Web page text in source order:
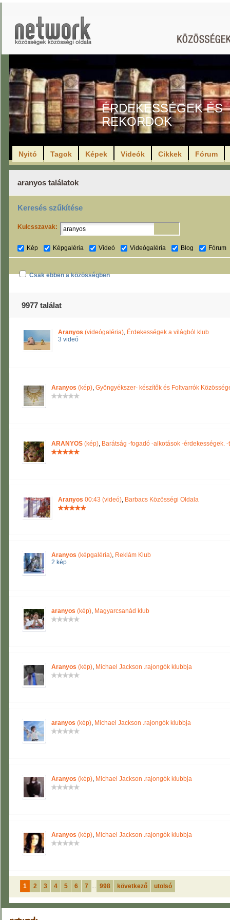
ÉRDEKESSÉGEK ÉS
REKORDOK
Nyitó Tagok Képek Videók Cikkek Fórum
aranyos találatok
Keresés szűkítése
Kulcsszavak:
Kép Képgaléria Videó Videógaléria Blog Fórum
Csak ebben a közösségben
9977 találat
Aranyos (videógaléria), Érdekességek a világból klub
3 videó
Aranyos (kép), Gyöngyékszer- készítők és Foltvarrók
ARANYOS (kép), Barátság -fogadó -alkotások -érdekességek.
Aranyos 00:43 (videó), Barbacs Közösségi Oldala
Aranyos (képgaléria), Reklám Klub
2 kép
aranyos (kép), Magyarcsanád klub
Aranyos (kép), Michael Jackson .rajongók klubbja
aranyos (kép), Michael Jackson .rajongók klubbja
Aranyos (kép), Michael Jackson .rajongók klubbja
Aranyos (kép), Michael Jackson .rajongók klubbja
1 2 3 4 5 6 7 ... 998 következő utolsó